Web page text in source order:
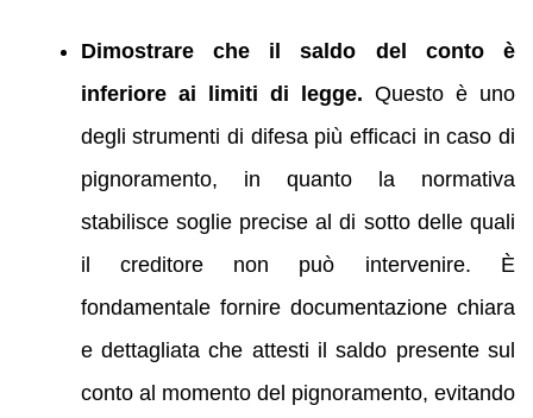
Dimostrare che il saldo del conto è
inferiore ai limiti di legge. Questo è uno
degli strumenti di difesa più efficaci in caso di
pignoramento, in quanto la normativa
stabilisce soglie precise al di sotto delle quali
il creditore non può intervenire. È
fondamentale fornire documentazione chiara
e dettagliata che attesti il saldo presente sul
conto al momento del pignoramento, evitando